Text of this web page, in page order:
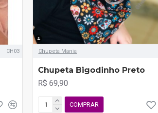
CH03 Chupeta Mania
Chupeta Bigodinho Preto
R$ 69,90
COMPRAR